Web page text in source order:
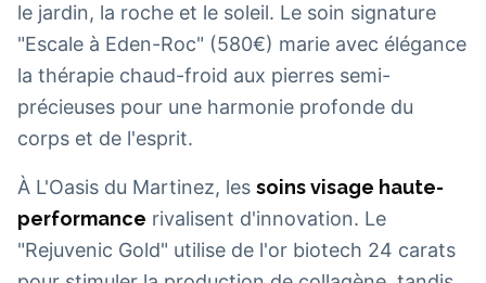
le jardin, la roche et le soleil. Le soin signature
"Escale à Eden-Roc" (580€) marie avec élégance
la thérapie chaud-froid aux pierres semi-
précieuses pour une harmonie profonde du
corps et de l'esprit.
À L'Oasis du Martinez, les soins visage haute-
performance rivalisent d'innovation. Le
"Rejuvenic Gold" utilise de l'or biotech 24 carats